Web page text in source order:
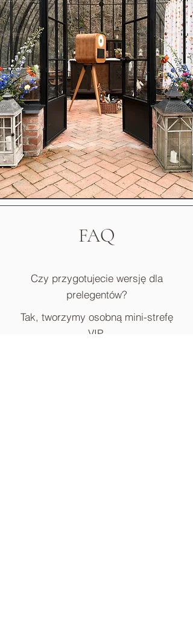
FAQ
Czy przygotujecie wersję dla
prelegentów?
Tak, tworzymy osobną mini-strefę
VIP.